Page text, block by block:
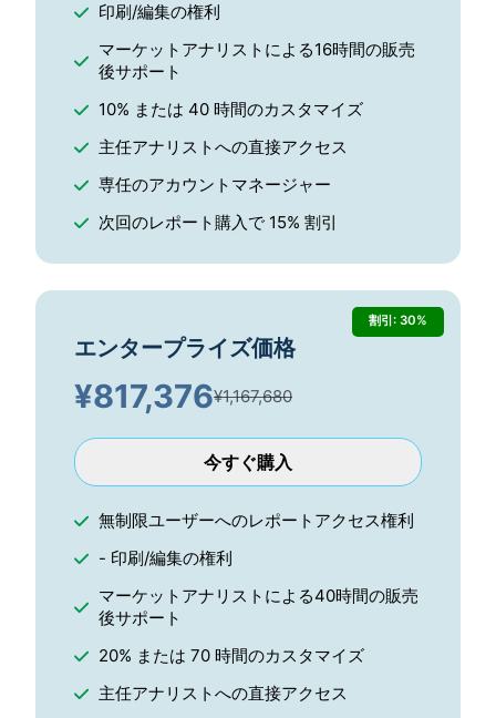
印刷/編集の権利
マーケットアナリストによる16時間の販売
後サポート
10% または 40 時間のカスタマイズ
主任アナリストへの直接アクセス
専任のアカウントマネージャー
次回のレポート購入で 15% 割引
割引: 30%
エンタープライズ価格
¥817,376¥1,167,680
今すぐ購入
無制限ユーザーへのレポートアクセス権利
- 印刷/編集の権利
マーケットアナリストによる40時間の販売
後サポート
20% または 70 時間のカスタマイズ
主任アナリストへの直接アクセス